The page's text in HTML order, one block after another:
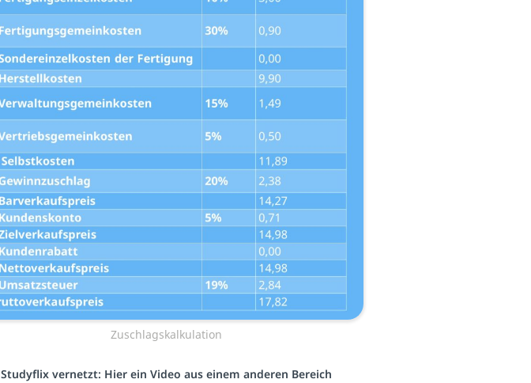
Zuschlagskalkulation
Studyflix vernetzt: Hier ein Video aus einem anderen Bereich